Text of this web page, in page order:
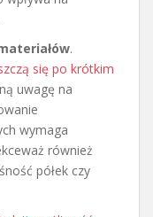
.
się po krótkim
uwagę na
wymaga
również
półek czy